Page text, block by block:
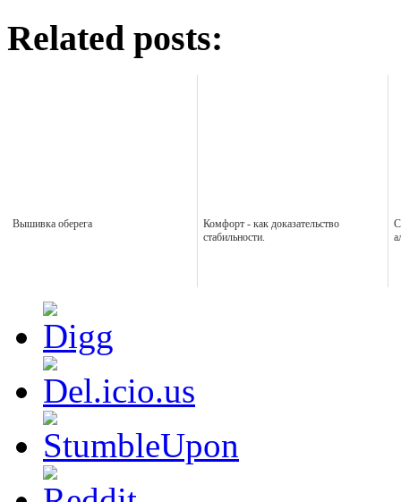
Related posts:
Вышивка оберега
Комфорт - как доказательство
стабильности.